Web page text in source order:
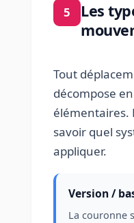
5
Les
Tout
décompose
élémentaires.
savoir quel
appliquer.
Version /
La couronne